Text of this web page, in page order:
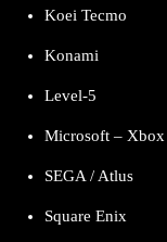
Koei Tecmo
Konami
Level-5
Microsoft – Xbox
SEGA / Atlus
Square Enix